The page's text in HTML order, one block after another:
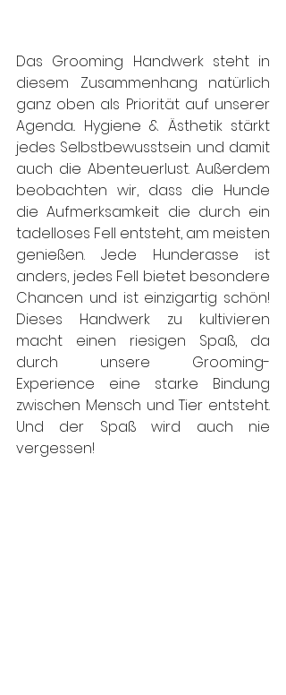
Das Grooming Handwerk steht in
diesem Zusammenhang natürlich
ganz oben als Priorität auf unserer
Agenda.. Hygiene & Ästhetik stärkt
jedes Selbstbewusstsein und damit
auch die Abenteuerlust. Außerdem
beobachten wir, dass die Hunde
die Aufmerksamkeit die durch ein
tadelloses Fell entsteht, am meisten
genießen. Jede Hunderasse ist
anders, jedes Fell bietet besondere
Chancen und ist einzigartig schön!
Dieses Handwerk zu kultivieren
macht einen riesigen Spaß, da
durch unsere Grooming-
Experience eine starke Bindung
zwischen Mensch und Tier entsteht.
Und der Spaß wird auch nie
vergessen!